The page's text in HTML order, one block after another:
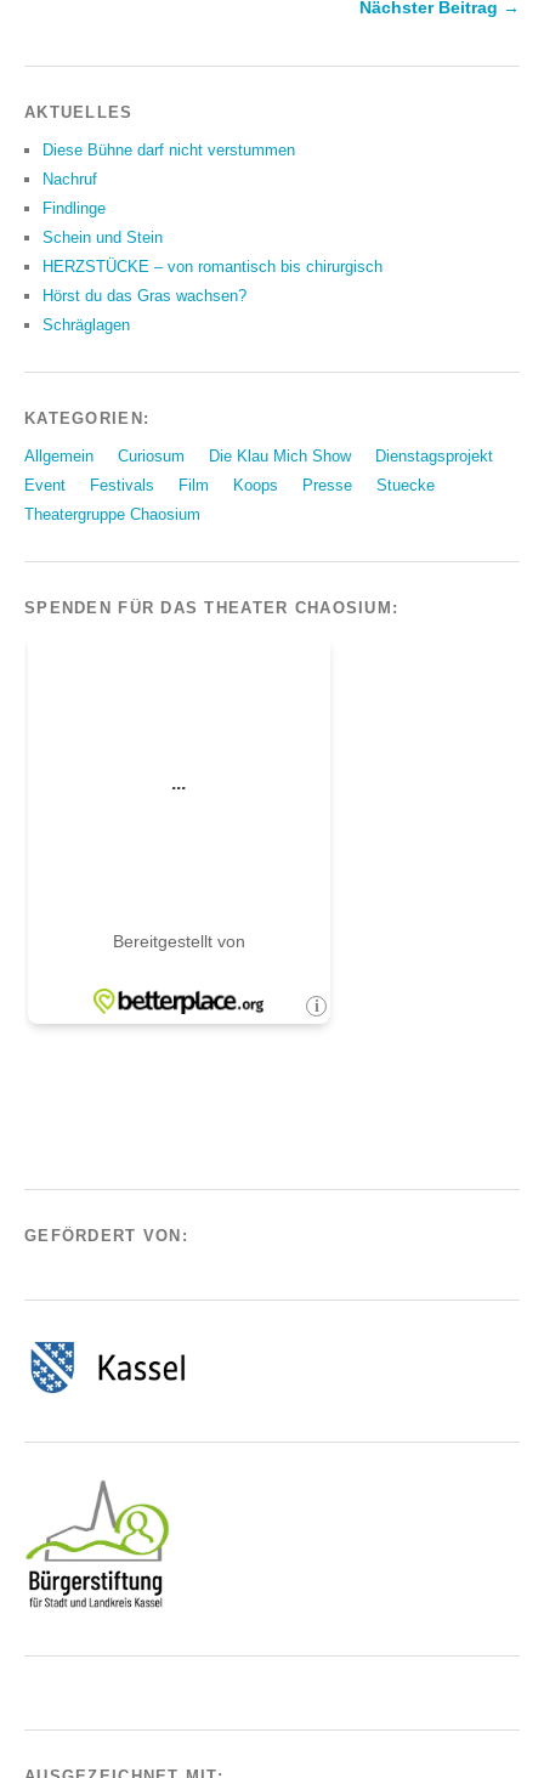
Nächster Beitrag →
AKTUELLES
Diese Bühne darf nicht verstummen
Nachruf
Findlinge
Schein und Stein
HERZSTÜCKE – von romantisch bis chirurgisch
Hörst du das Gras wachsen?
Schräglagen
KATEGORIEN:
Allgemein Curiosum Die Klau Mich Show
Dienstagsprojekt
Event
Festivals Film Koops Presse
Stuecke
Theatergruppe Chaosium
SPENDEN FÜR DAS THEATER CHAOSIUM:
GEFÖRDERT VON: